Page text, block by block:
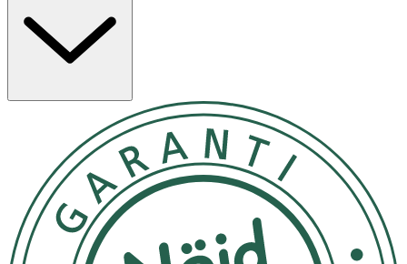
Steg 1: Applicera produkten i torrt hår genom att helt
mätta hår och hårbotten. Använd en handduk för att
rötterna till topparna, var särskilt uppmärksam på
området bakom öronen och hårfästet bakom
bakhuvudet. Lämna produkten i håret i min 5 till max 10
min (inte längre). Om det är långt hår, fäst håret bort
från huden efter applicering.
Steg 2 : Tvätta genom att applicera vanligt schampo i
håret och skölja noggrant. Upprepa om det behövs för
att skölja ur produkten helt.